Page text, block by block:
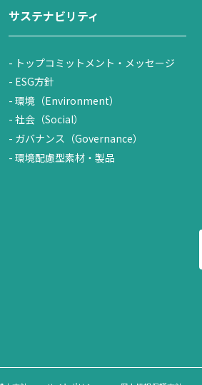
サステナビリティ
トップコミットメント・メッセージ
ESG方針
環境（Environment）
社会（Social）
ガバナンス（Governance）
環境配慮型素材・製品